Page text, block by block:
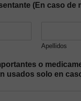
(En caso de
Apellidos
o
usados solo en